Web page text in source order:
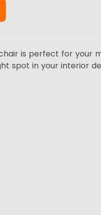
is perfect for your
spot in your interior